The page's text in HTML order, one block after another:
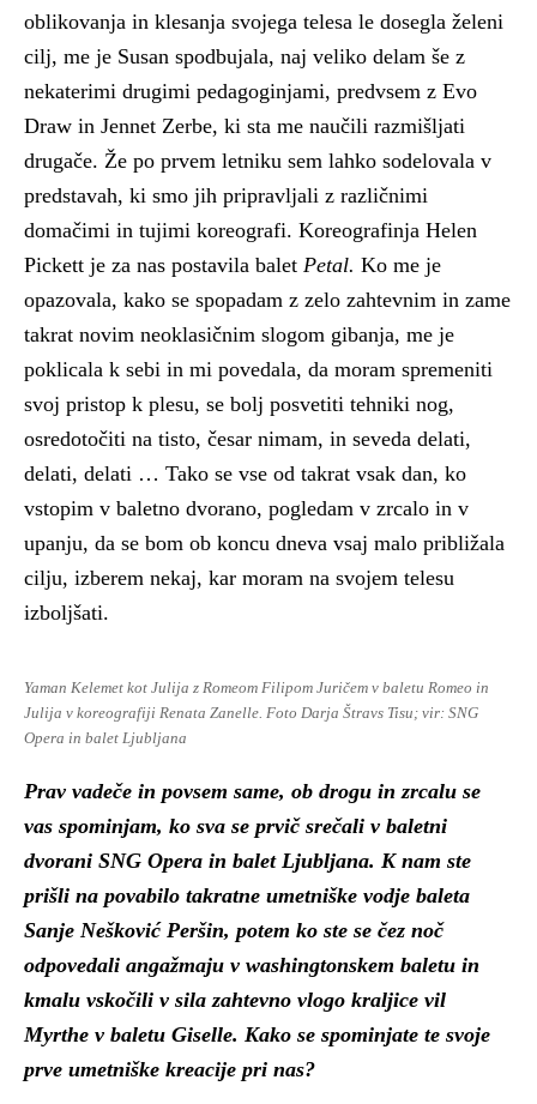
oblikovanja in klesanja svojega telesa le dosegla želeni
cilj, me je Susan spodbujala, naj veliko delam še z
nekaterimi drugimi pedagoginjami, predvsem z Evo
Draw in Jennet Zerbe, ki sta me naučili razmišljati
drugače. Že po prvem letniku sem lahko sodelovala v
predstavah, ki smo jih pripravljali z različnimi
domačimi in tujimi koreografi. Koreografinja Helen
Pickett je za nas postavila balet Petal. Ko me je
opazovala, kako se spopadam z zelo zahtevnim in zame
takrat novim neoklasičnim slogom gibanja, me je
poklicala k sebi in mi povedala, da moram spremeniti
svoj pristop k plesu, se bolj posvetiti tehniki nog,
osredotočiti na tisto, česar nimam, in seveda delati,
delati, delati … Tako se vse od takrat vsak dan, ko
vstopim v baletno dvorano, pogledam v zrcalo in v
upanju, da se bom ob koncu dneva vsaj malo približala
cilju, izberem nekaj, kar moram na svojem telesu
izboljšati.
Yaman Kelemet kot Julija z Romeom Filipom Juričem v baletu Romeo in
Julija v koreografiji Renata Zanelle. Foto Darja Štravs Tisu; vir: SNG
Opera in balet Ljubljana
Prav vadeče in povsem same, ob drogu in zrcalu se
vas spominjam, ko sva se prvič srečali v baletni
dvorani SNG Opera in balet Ljubljana. K nam ste
prišli na povabilo takratne umetniške vodje baleta
Sanje Nešković Peršin, potem ko ste se čez noč
odpovedali angažmaju v washingtonskem baletu in
kmalu vskočili v sila zahtevno vlogo kraljice vil
Myrthe v baletu Giselle. Kako se spominjate te svoje
prve umetniške kreacije pri nas?